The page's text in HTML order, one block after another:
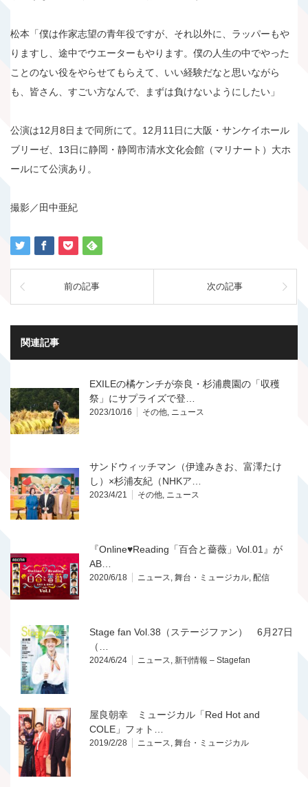
松本「僕は作家志望の青年役ですが、それ以外に、ラッパーもや
りますし、途中でウエーターもやります。僕の人生の中でやった
ことのない役をやらせてもらえて、いい経験だなと思いながら
も、皆さん、すごい方なんで、まずは負けないようにしたい」
公演は12月8日まで同所にて。12月11日に大阪・サンケイホール
ブリーゼ、13日に静岡・静岡市清水文化会館（マリナート）大ホ
ールにて公演あり。
撮影／田中亜紀
前の記事 次の記事
関連記事
EXILEの橘ケンチが奈良・杉浦農園の「収穫
祭」にサプライズで登…
2023/10/16 その他 ニュース
サンドウィッチマン（伊達みきお、富澤たけ
し）×杉浦友紀（NHKア…
2023/4/21 その他 ニュース
『Online♥Reading「百合と薔薇」Vol.01』が
AB…
2020/6/18 ニュース 舞台・ミュージカル 配信
Stage fan Vol.38（ステージファン） 6月27日
（…
2024/6/24 ニュース 新刊情報 – Stagefan
屋良朝幸 ミュージカル「Red Hot and
COLE」フォト…
2019/2/28 ニュース 舞台・ミュージカル